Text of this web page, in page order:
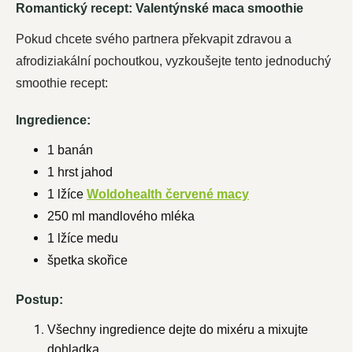
Romantický recept: Valentýnské maca smoothie
Pokud chcete svého partnera překvapit zdravou a
afrodiziakální pochoutkou, vyzkoušejte tento jednoduchý
smoothie recept:
Ingredience:
1 banán
1 hrst jahod
1 lžíce Woldohealth červené macy
250 ml mandlového mléka
1 lžíce medu
špetka skořice
Postup:
Všechny ingredience dejte do mixéru a mixujte